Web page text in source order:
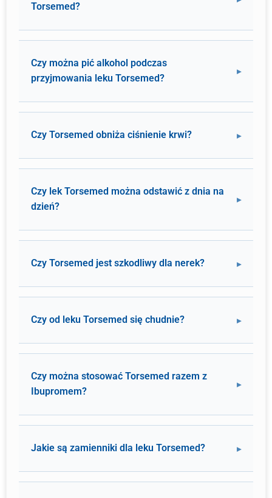
Torsemed?
Czy można pić alkohol podczas
przyjmowania leku Torsemed?
Czy Torsemed obniża ciśnienie krwi?
Czy lek Torsemed można odstawić z dnia na
dzień?
Czy Torsemed jest szkodliwy dla nerek?
Czy od leku Torsemed się chudnie?
Czy można stosować Torsemed razem z
Ibupromem?
Jakie są zamienniki dla leku Torsemed?